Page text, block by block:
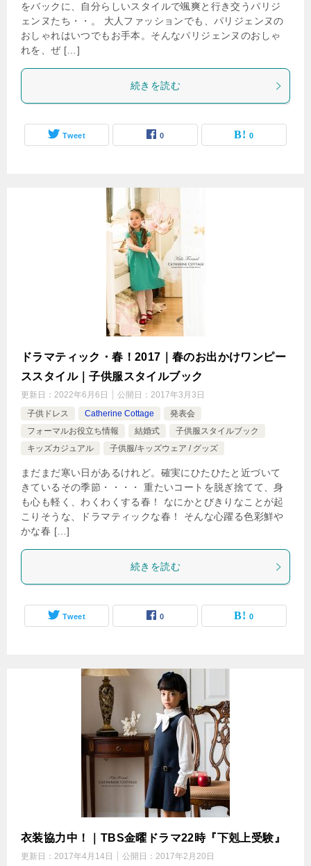
をバックに、自分らしいスタイルで颯爽と行き交うパリジ
ェンヌたち・・。 大人ファッションでも、パリジェンヌの
おしゃれはいつでもお手本。そんなパリジェンヌのおしゃ
れを、ぜ […]
続きを読む
Tweet 0 0
ドラマティック・春！2017｜春のお出かけワンピー
ススタイル｜子供服スタイルブック
更新日： 2022年6月6日 公開日： 2017年3月3日
子供ドレス
Catherine Cottage
発表会
フォーマルお役立ち情報
結婚式
子供服スタイルブック
キッズカジュアル
子供服/キッズウェア / グッズ
まだまだ寒い日があるけれど。確実にひたひたと近づいて
きているその季節・・・・ 重たいコートを脱ぎ捨てて、身
も心も軽く、わくわくする春！ なにかとびきりなことが起
こりそうな、ドラマティックな春！ そんな心躍る色彩鮮や
かな春 […]
続きを読む
Tweet 0 0
衣装協力中！｜TBS金曜ドラマ22時『下剋上受験』
更新日： 2017年4月14日 公開日： 2017年2月20日